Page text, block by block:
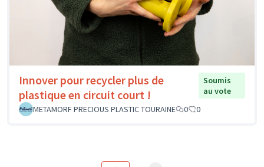
Innover pour recycler plus de
plastique en circuit court !
Soumis
au vote
METAMORF PRECIOUS PLASTIC TOURAINE
0 0